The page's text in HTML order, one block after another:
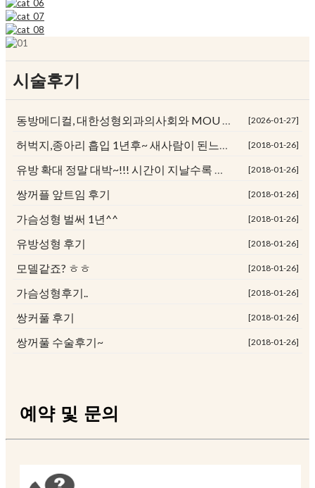
시술후기
[2026-01-27]
[2018-01-26]
[2018-01-26]
쌍꺼플 앞트임 후기 [2018-01-26]
가슴성형 벌써 1년^^ [2018-01-26]
유방성형 후기 [2018-01-26]
모델같죠? ㅎㅎ [2018-01-26]
가슴성형후기.. [2018-01-26]
쌍커풀 후기 [2018-01-26]
쌍꺼풀 수술후기~ [2018-01-26]
예약 및 문의